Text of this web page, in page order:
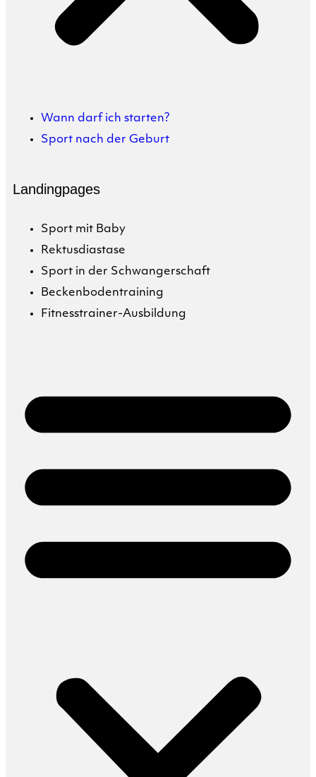
Wann darf ich starten?
Sport nach der Geburt
Landingpages
Sport mit Baby
Rektusdiastase
Sport in der Schwangerschaft
Beckenbodentraining
Fitnesstrainer-Ausbildung